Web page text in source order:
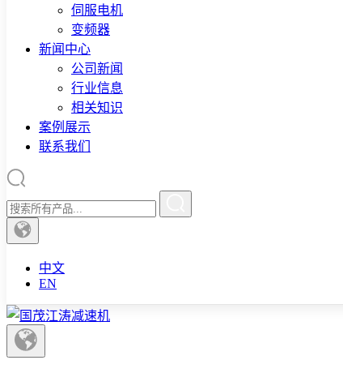
伺服电机
变频器
新闻中心
公司新闻
行业信息
相关知识
案例展示
联系我们
中文
EN